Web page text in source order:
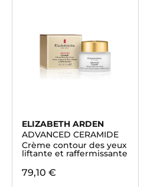
ELIZABETH ARDEN
ADVANCED CERAMIDE
Crème contour des yeux
liftante et raffermissante
79,10 €